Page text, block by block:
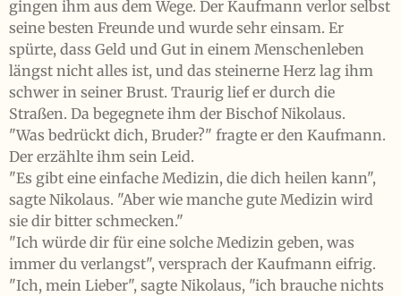
gingen ihm aus dem Wege. Der Kaufmann verlor selbst
seine besten Freunde und wurde sehr einsam. Er
spürte, dass Geld und Gut in einem Menschenleben
längst nicht alles ist, und das steinerne Herz lag ihm
schwer in seiner Brust. Traurig lief er durch die
Straßen. Da begegnete ihm der Bischof Nikolaus.
"Was bedrückt dich, Bruder?" fragte er den Kaufmann.
Der erzählte ihm sein Leid.
"Es gibt eine einfache Medizin, die dich heilen kann",
sagte Nikolaus. "Aber wie manche gute Medizin wird
sie dir bitter schmecken."
"Ich würde dir für eine solche Medizin geben, was
immer du verlangst", versprach der Kaufmann eifrig.
"Ich, mein Lieber", sagte Nikolaus, "ich brauche nichts